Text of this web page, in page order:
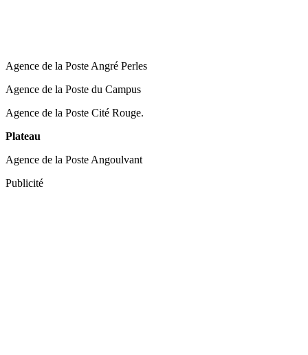
Agence de la Poste Angré Perles
Agence de la Poste du Campus
Agence de la Poste Cité Rouge.
Plateau
Agence de la Poste Angoulvant
Publicité